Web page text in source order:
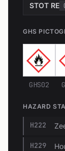
STOT RE
GHS
GHS02
HAZARD
H222
H229